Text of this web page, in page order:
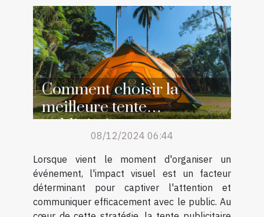
Comment choisir la
meilleure tente
publicitaire pour votre
événement08/12/2024 06:44
Lorsque vient le moment d'organiser un
événement, l'impact visuel est un facteur
déterminant pour captiver l'attention et
communiquer efficacement avec le public. Au